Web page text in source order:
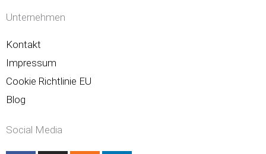
Unternehmen
Kontakt
Impressum
Cookie Richtlinie EU
Blog
Social Media